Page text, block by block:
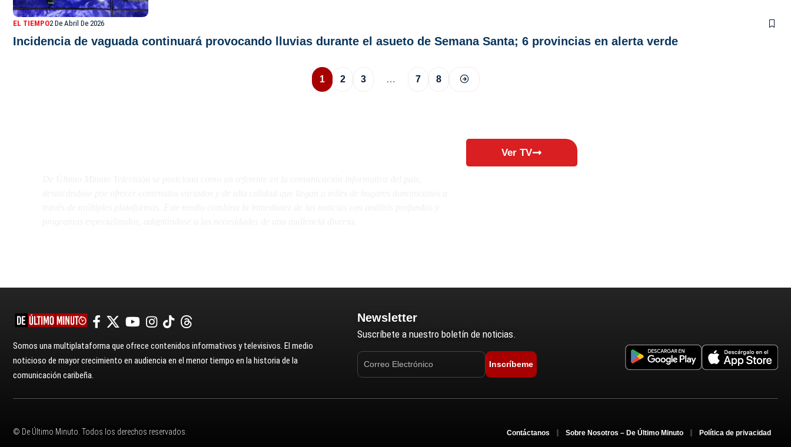
EL TIEMPO2 De Abril De 2026
Incidencia de vaguada continuará provocando lluvias durante el asueto de Semana Santa; 6 provincias en alerta verde
1 2 3 … 7 8
Ver TV
Somos una multiplataforma que ofrece contenidos informativos y televisivos. El medio
noticioso de mayor crecimiento en audiencia en el menor tiempo en la historia de la
comunicación caribeña.
Newsletter
Suscríbete a nuestro boletín de noticias.
Inscríbeme
© De Último Minuto. Todos los derechos reservados. Contáctanos Sobre Nosotros – De Último Minuto Política de privacidad